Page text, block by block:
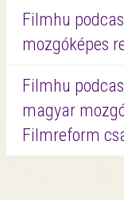
Filmhu
mozgóképes
Filmhu
magyar
Filmreform